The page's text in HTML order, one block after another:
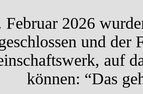
Februar 2026
und der
auf
können: “Das